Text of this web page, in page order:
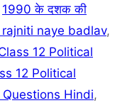
1990 के दशक की
naye badlav,
12 Political
12 Political
Hindi,